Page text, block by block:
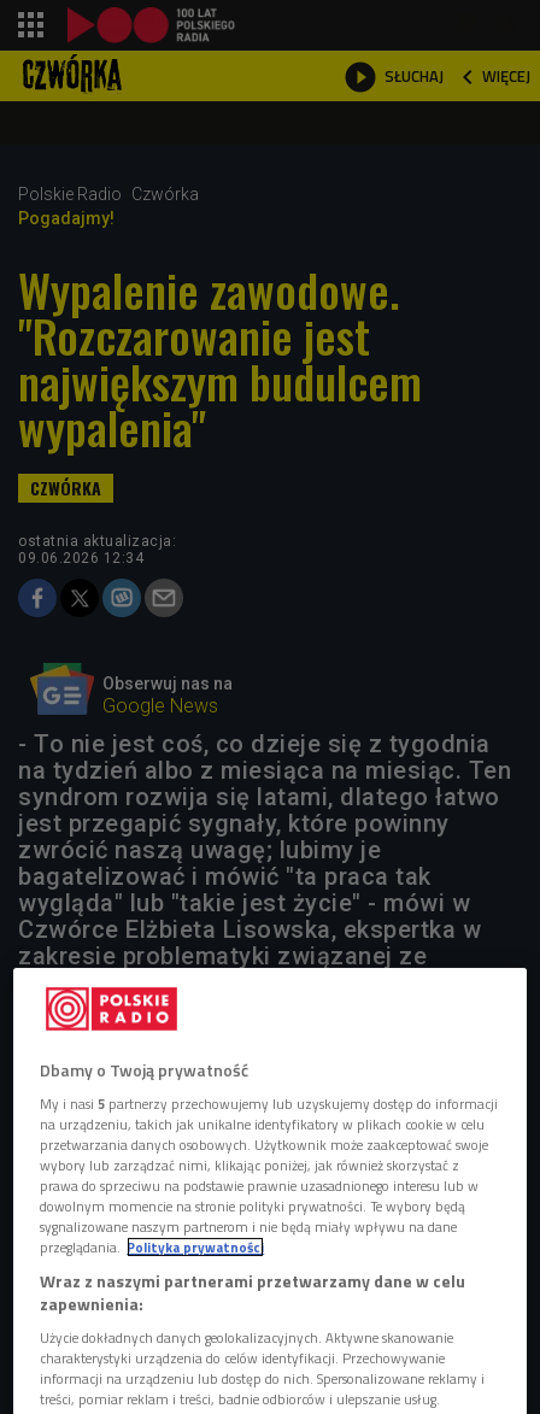
 SŁUCHAJ  WIĘCEJ

Polskie Radio
Czwórka
Pogadajmy!
Wypalenie zawodowe.
"Rozczarowanie jest
największym budulcem
wypalenia"
ostatnia aktualizacja:
09.06.2026 12:34
Obserwuj nas na
Google News
- To nie jest coś, co dzieje się z tygodnia
na tydzień albo z miesiąca na miesiąc. Ten
syndrom rozwija się latami, dlatego łatwo
jest przegapić sygnały, które powinny
zwrócić naszą uwagę; lubimy je
bagatelizować i mówić "ta praca tak
wygląda" lub "takie jest życie" - mówi w
Czwórce Elżbieta Lisowska, ekspertka w
zakresie problematyki związanej ze
stresem organizacyjnym i wypaleniem.
Zdjęcie ilustracyjne Foto: Shutterstock
- Zjawisko wypalenia fascynujące jest z tego powodu, że
Dbamy o Twoją prywatność
My i nasi5 partnerzy przechowujemy lub uzyskujemy dostęp do informacji
na urządzeniu, takich jak unikalne identyfikatory w plikach cookie w celu
przetwarzania danych osobowych. Użytkownik może zaakceptować swoje
wybory lub zarządzać nimi, klikając poniżej, jak również skorzystać z
prawa do sprzeciwu na podstawie prawnie uzasadnionego interesu lub w
dowolnym momencie na stronie polityki prywatności. Te wybory będą
sygnalizowane naszym partnerom i nie będą miały wpływu na dane
przeglądania. Polityka prywatności
Wraz z naszymi partnerami przetwarzamy dane w celu
zapewnienia:
Użycie dokładnych danych geolokalizacyjnych. Aktywne skanowanie
charakterystyki urządzenia do celów identyfikacji. Przechowywanie
informacji na urządzeniu lub dostęp do nich. Spersonalizowane reklamy i
treści, pomiar reklam i treści, badnie odbiorców i ulepszanie usług.